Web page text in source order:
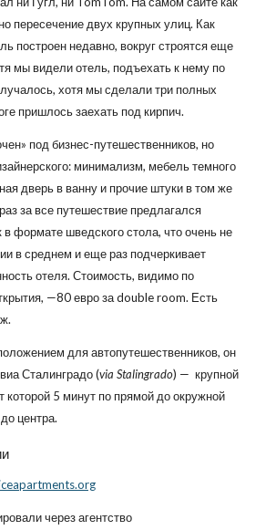
пересечение двух крупных улиц. Как
построен недавно, вокруг строятся еще
мы видели отель, подъехать к нему по
хотя мы сделали три полных
пришлось заехать под кирпич.
под бизнес-путешественников, но
минимализм, мебель темного
дверь в ванну и прочие штуки в том же
за все путешествие предлагался
в формате шведского стола, что очень не
в среднем и еще раз подчеркивает
отеля. Стоимость, видимо по
—80 евро за double room. Есть
для автопутешественников, он
Сталинградо (via Stalingrado) — крупной
которой 5 минут по прямой до окружной
центра.
через агентство